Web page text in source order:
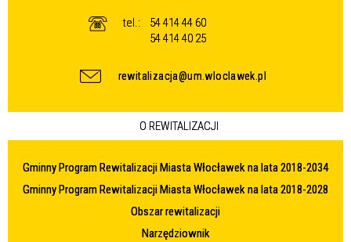
tel.:
54 414 44 60
54 414 40 25
rewitalizacja@um.wloclawek.pl
O REWITALIZACJI
Gminny Program Rewitalizacji Miasta Włocławek na lata 2018-2034
Gminny Program Rewitalizacji Miasta Włocławek na lata 2018-2028
Obszar rewitalizacji
Narzędziownik